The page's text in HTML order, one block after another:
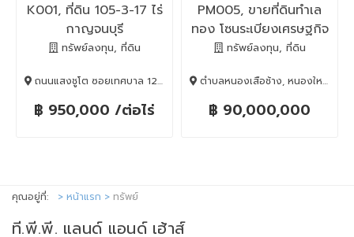
K001, ที่ดิน 105-3-17 ไร่
กาญจนบุรี
ทรัพย์ลงทุน, ที่ดิน
ถนนแสงชูโต ซอยเทศบาล 12 ตำบลท่ามะกา, ท่ามะกา, Kanchanaburi, 71120
฿ 950,000 /ต่อไร่
PM005, ขายที่ดินทำเล
ทอง โซนระเบียงเศรษฐกิจ
EEC ชลบุรี-หนองใหญ่
ทรัพย์ลงทุน, ที่ดิน
ตำบลหนองเสือช้าง, หนองใหญ่, Chon Buri, 20190
฿ 90,000,000
คุณอยู่ที่: หน้าแรก ทรัพย์
ที.พี.พี. แลนด์ แอนด์ เฮ้าส์